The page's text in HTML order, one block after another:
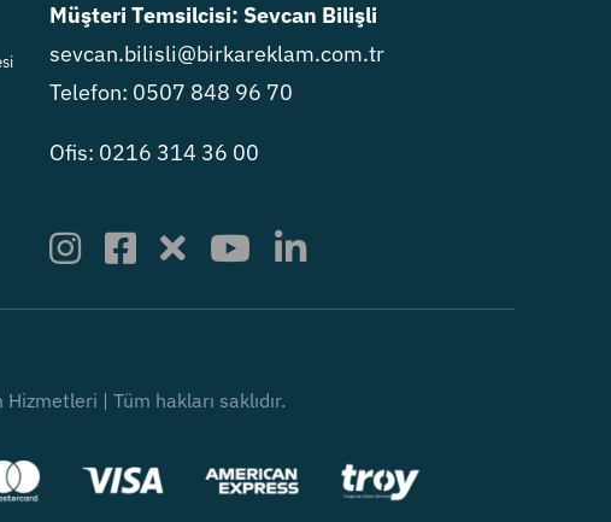
Müşteri Temsilcisi: Sevcan Bilişli
sevcan.bilisli@birkareklam.com.tr
Telefon: 0507 848 96 70
Ofis: 0216 314 36 00
| Tüm hakları saklıdır.